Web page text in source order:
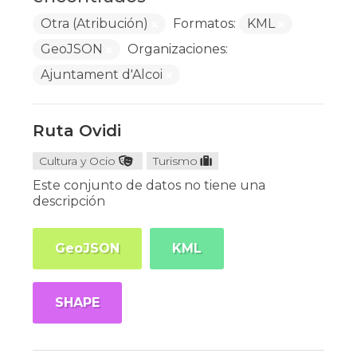
Otra (Atribución) Formatos:
KML
GeoJSON
Organizaciones:
Ajuntament d'Alcoi
Ruta Ovidi
Cultura y Ocio Turismo
Este conjunto de datos no tiene una
descripción
GeoJSON KML
SHAPE